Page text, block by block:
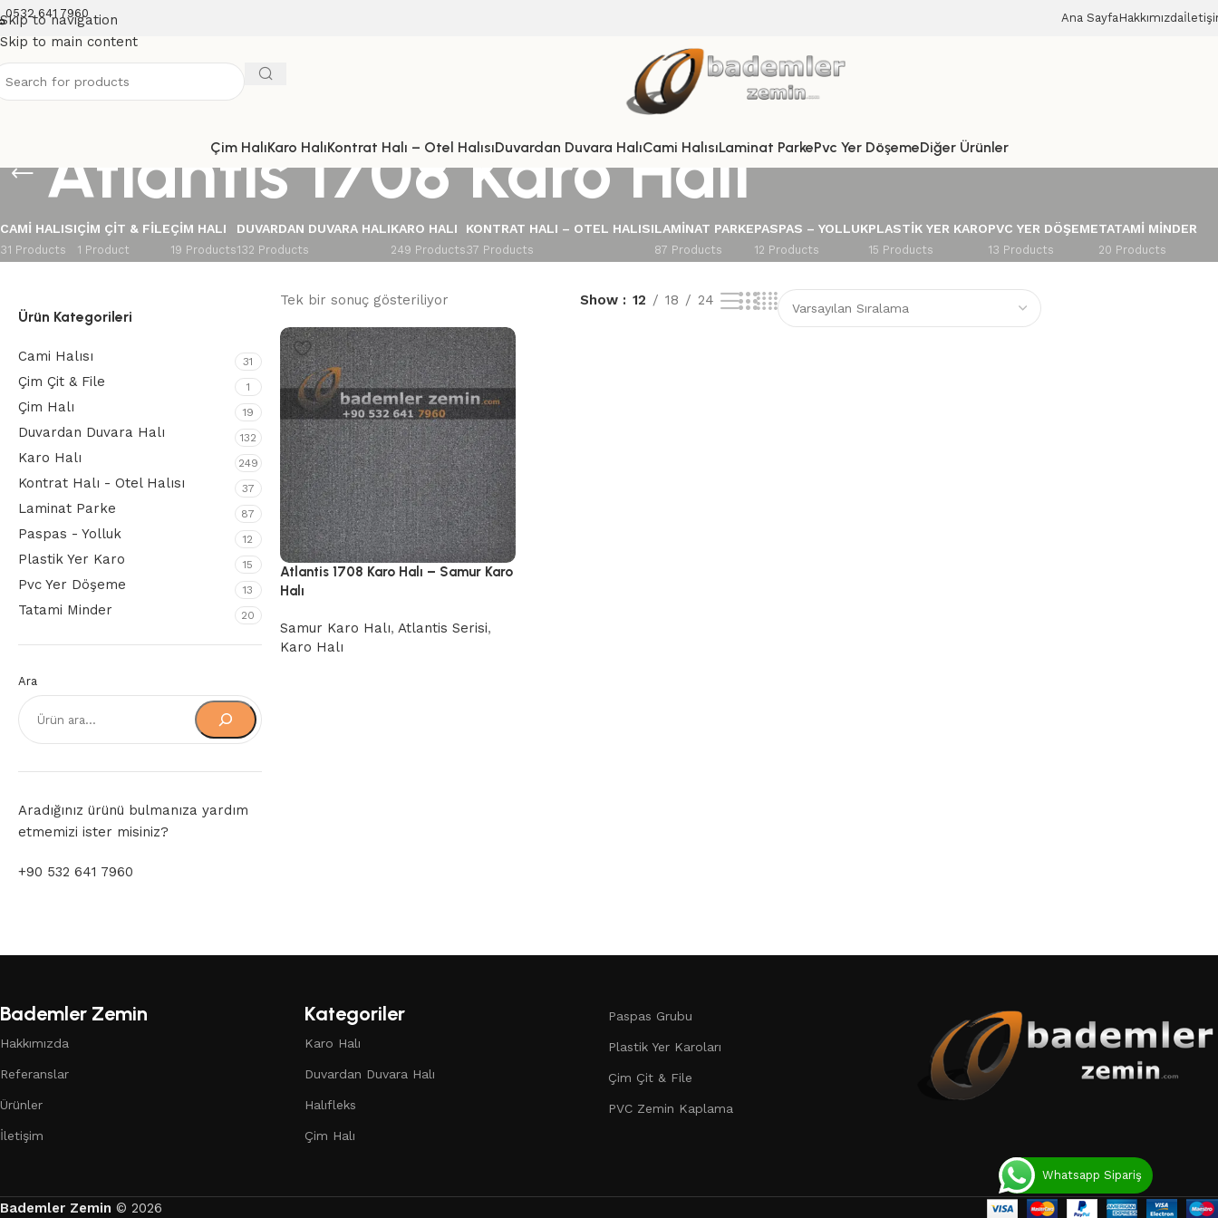
Skip to navigation
Skip to main content
0532 641 7960 Ana SayfaHakkımızda
Çim HalıKaro HalıKontrat Halı – Otel HalısıDuvardan Duvara HalıCami HalısıLaminat ParkePvc Yer DöşemeDiğer Ürünler
Atlantis 1708 Karo Halı
CAMI HALISI
31 Products
ÇIM ÇIT & FILE
1 Product
ÇIM HALI
19 Products
DUVARDAN DUVARA HALI
132 Products
KARO HALI
249 Products
KONTRAT HALI – OTEL HALISI
37 Products
LAMINAT PARKE
87 Products
PASPAS – YOLLUK
12 Products
PLASTIK YER KARO
15 Products
PVC YER DÖŞEME
13 Products
TATAMI MINDER
20 Products
Ürün Kategorileri
Cami Halısı 31
Çim Çit & File 1
Çim Halı 19
Duvardan Duvara Halı 132
Karo Halı 249
Kontrat Halı - Otel Halısı 37
Laminat Parke 87
Paspas - Yolluk 12
Plastik Yer Karo 15
Pvc Yer Döşeme 13
Tatami Minder 20
Ara
Aradığınız ürünü bulmanıza yardım
etmemizi ister misiniz?
+90 532 641 7960
Tek bir sonuç gösteriliyor Show 12 18 24
Atlantis 1708 Karo Halı – Samur Karo
Halı
Samur Karo Halı, Atlantis Serisi,
Karo Halı
Bademler Zemin
Hakkımızda
Referanslar
Ürünler
İletişim
Kategoriler
Karo Halı
Duvardan Duvara Halı
Halıfleks
Çim Halı
Paspas Grubu
Plastik Yer Karoları
Çim Çit & File
PVC Zemin Kaplama
Bademler Zemin © 2026
Whatsapp Sipariş